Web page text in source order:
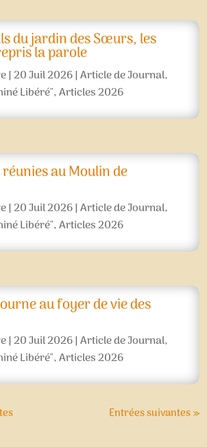
du jardin des Sœurs, les
la parole
|20 Juil 2026|Article de Journal,
Libéré",Articles 2026
au Moulin de
|20 Juil 2026|Article de Journal,
Libéré",Articles 2026
au foyer de vie des
|20 Juil 2026|Article de Journal,
Libéré",Articles 2026
Entrées suivantes »